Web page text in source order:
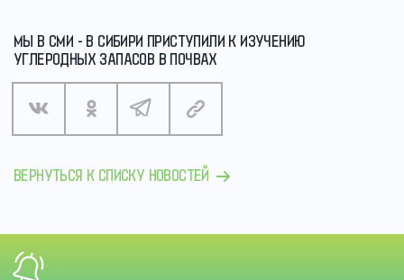
МЫ В СМИ - В СИБИРИ ПРИСТУПИЛИ К ИЗУЧЕНИЮ
УГЛЕРОДНЫХ ЗАПАСОВ В ПОЧВАХ
ВЕРНУТЬСЯ К СПИСКУ НОВОСТЕЙ